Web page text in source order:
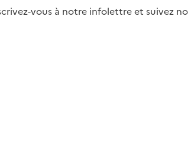
vous à notre infolettre et suivez